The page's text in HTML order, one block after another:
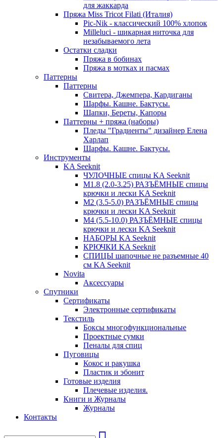
для жаккарда
Пряжа Miss Tricot Filati (Италия)
Pic-Nik - классический 100% хлопок
Milleluci - шикарная ниточка для
незабываемого лета
Остатки сладки
Пряжа в бобинах
Пряжа в мотках и пасмах
Паттерны
Паттерны
Свитера, Джемпера, Кардиганы
Шарфы. Кашне. Бактусы.
Шапки, Береты, Капоры
Паттерны + пряжа (наборы)
Пледы "Градиенты" дизайнер Елена
Харлап
Шарфы. Кашне. Бактусы.
Инструменты
KA Seeknit
ЧУЛОЧНЫЕ спицы KA Seeknit
М1.8 (2.0-3.25) РАЗЪЁМНЫЕ спицы
крючки и лески KA Seeknit
М2 (3.5-5.0) РАЗЪЁМНЫЕ спицы
крючки и лески KA Seeknit
М4 (5.5-10.0) РАЗЪЁМНЫЕ спицы
крючки и лески KA Seeknit
НАБОРЫ KA Seeknit
КРЮЧКИ KA Seeknit
СПИЦЫ шапочные не разъемные 40
см KA Seeknit
Novita
Аксессуары
Спутники
Сертификаты
Электронные сертификаты
Текстиль
Боксы многофункциональные
Проектные сумки
Пеналы для спиц
Пуговицы
Кокос и ракушка
Пластик и эбонит
Готовые изделия
Плечевые изделия.
Книги и Журналы
Журналы
Контакты